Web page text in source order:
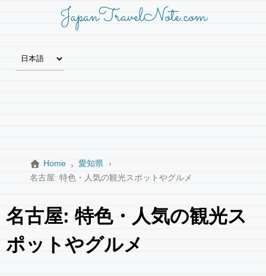
JapanTravelNote.com
Home
愛知県
名古屋: 特色・人気の観光スポットやグルメ
名古屋: 特色・人気の観光ス
ポットやグルメ